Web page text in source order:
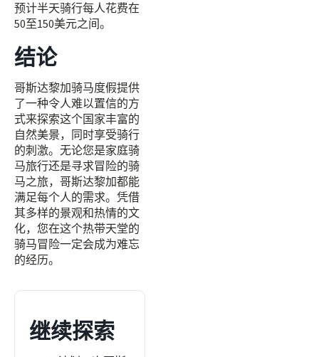
预计半天骑行每人花费在
50至150美元之间。
结论
哥斯达黎加骑马度假提供
了一种令人难以置信的方
式来探索这个国家丰富的
自然美景，同时享受骑行
的刺激。无论您是家庭骑
马旅行还是寻求冒险的骑
马之旅，哥斯达黎加都能
满足每个人的需求。凭借
其多样的景观和热情的文
化，您在这个热带天堂的
骑马冒险一定会成为难忘
的经历。
继续探索